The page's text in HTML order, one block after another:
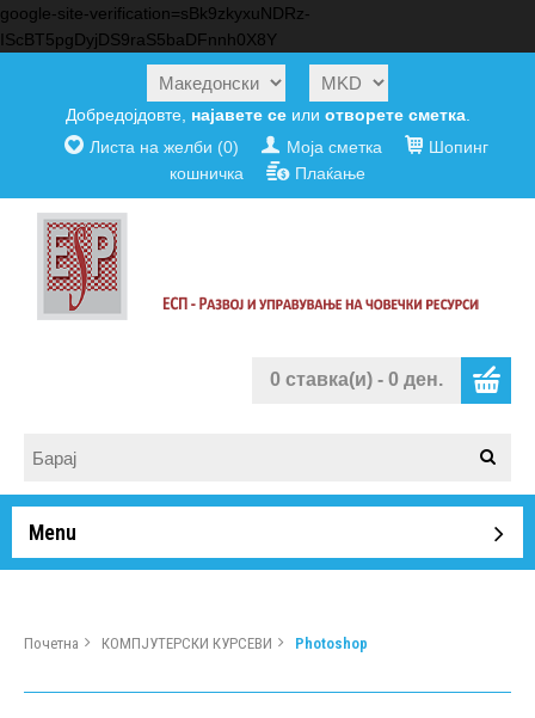
google-site-verification=sBk9zkyxuNDRz-
IScBT5pgDyjDS9raS5baDFnnh0X8Y
Добредојдовте, најавете сеили отворете сметка.
Листа на желби (0)
Моја сметка
Шопинг
кошничка
Плаќање
0 ставка(и) - 0 ден.
Menu
Почетна КОМПЈУТЕРСКИ КУРСЕВИ Photoshop